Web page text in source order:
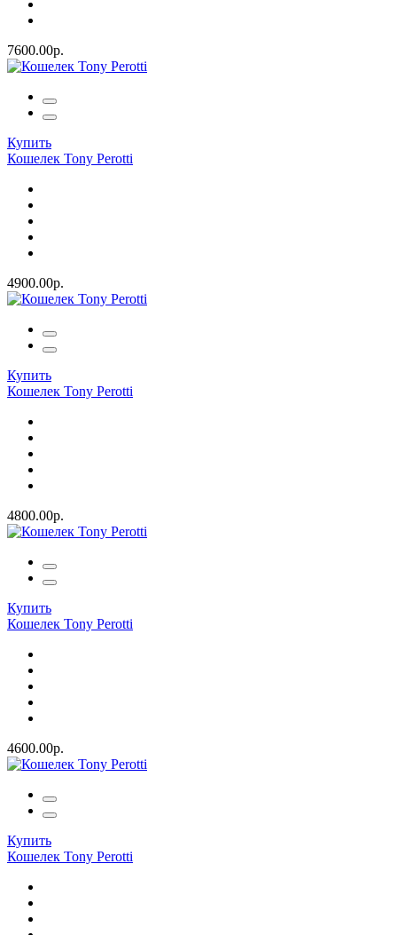
7600.00р.
Купить
Кошелек Tony Perotti
4900.00р.
Купить
Кошелек Tony Perotti
4800.00р.
Купить
Кошелек Tony Perotti
4600.00р.
Купить
Кошелек Tony Perotti